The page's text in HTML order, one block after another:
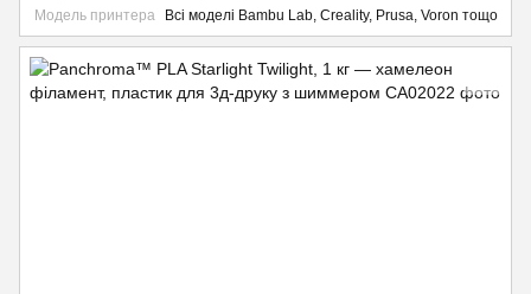
Модель принтера
Всі моделі Bambu Lab, Creality, Prusa, Voron тощо